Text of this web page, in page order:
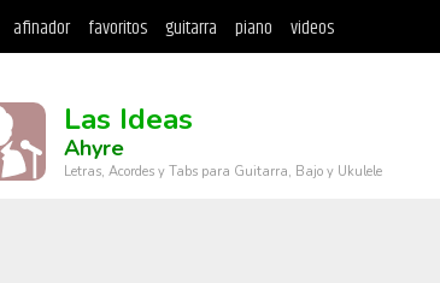
afinador favoritos guitarra piano videos
Las Ideas
Ahyre
Letras, Acordes y Tabs para Guitarra, Bajo y Ukulele